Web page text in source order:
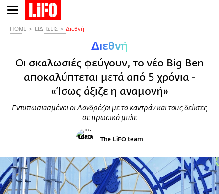
Παράκαμψη
προς
HOME ΕΙΔΗΣΕΙΣ Διεθνή
Διεθνή
Οι σκαλωσιές φεύγουν, το νέο Big Ben
αποκαλύπτεται μετά από 5 χρόνια -
«Ίσως άξιζε η αναμονή»
Εντυπωσιασμένοι οι Λονδρέζοι με το καντράν και τους δείκτες
σε πρωσικό μπλε
The LiFO team